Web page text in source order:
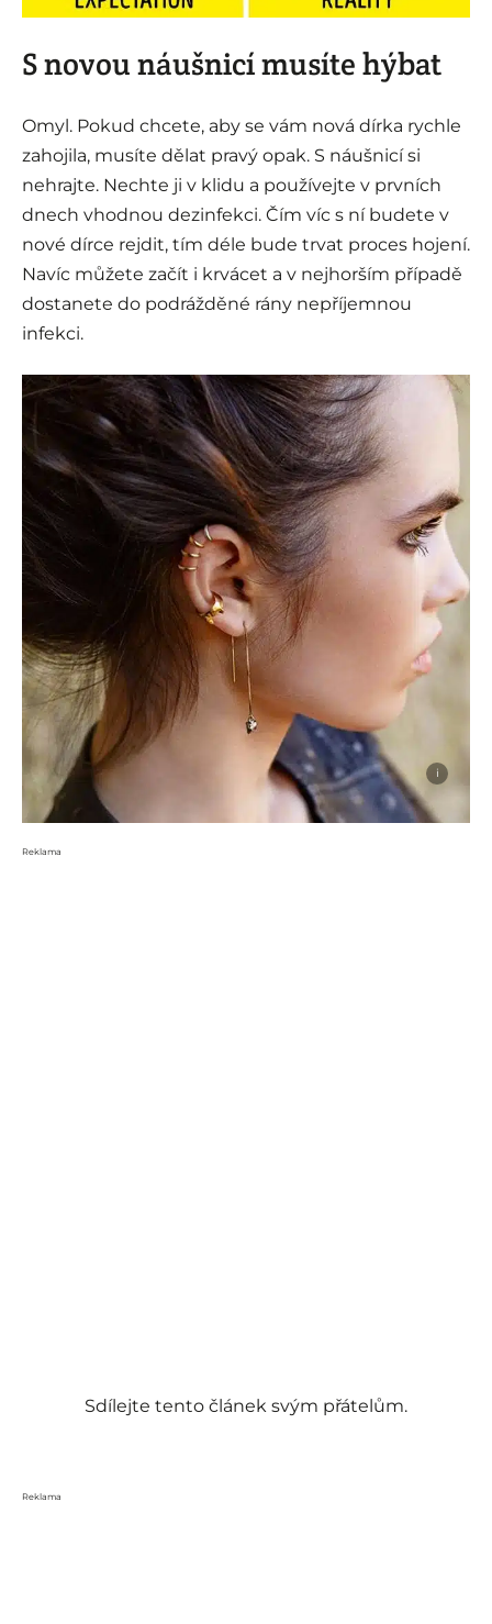
S novou náušnicí musíte hýbat
Omyl. Pokud chcete, aby se vám nová dírka rychle
zahojila, musíte dělat pravý opak. S náušnicí si
nehrajte. Nechte ji v klidu a používejte v prvních
dnech vhodnou dezinfekci. Čím víc s ní budete v
nové dírce rejdit, tím déle bude trvat proces hojení.
Navíc můžete začít i krvácet a v nejhorším případě
dostanete do podrážděné rány nepříjemnou
infekci.
i
Reklama
Sdílejte tento článek svým přátelům.
Reklama